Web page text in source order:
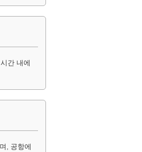
간 내에
, 공항에